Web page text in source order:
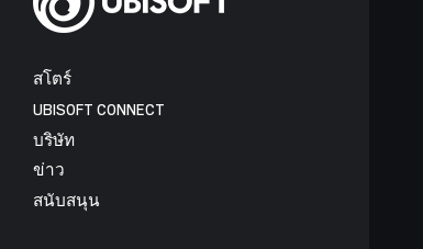
สโตร์
UBISOFT CONNECT
บริษัท
ข่าว
สนับสนุน